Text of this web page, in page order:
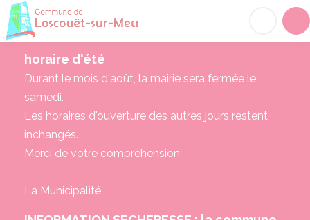
horaire d'été
Durant le mois d'août, la mairie sera fermée le
samedi.
Les horaires d'ouverture des autres jours restent
inchangés.
Merci de votre compréhension.
La Municipalité